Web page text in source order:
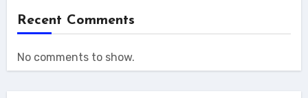
Recent Comments
No comments to show.